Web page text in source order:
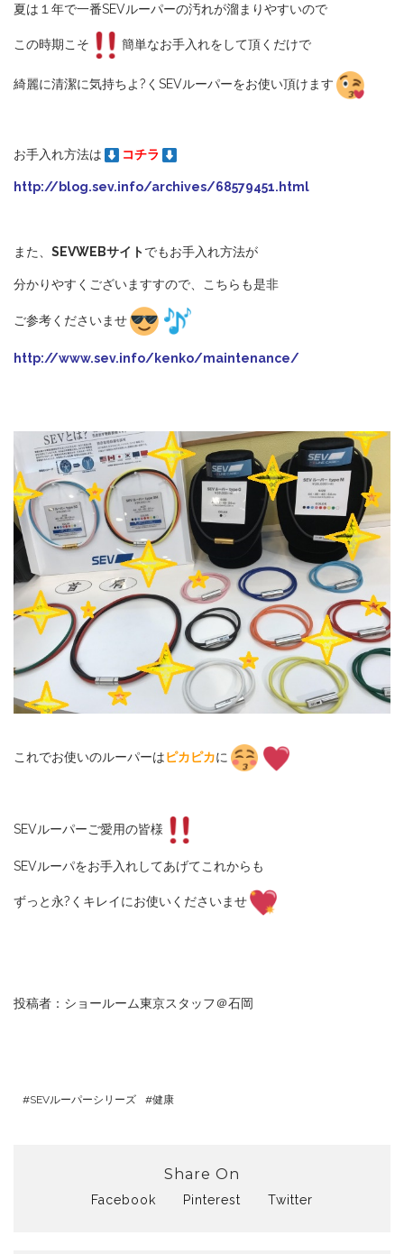
夏は１年で一番SEVルーパーの汚れが溜まりやすいので
この時期こそ 簡単なお手入れをして頂くだけで
綺麗に清潔に気持ちよ?くSEVルーパーをお使い頂けます
お手入れ方法は コチラ
http://blog.sev.info/archives/68579451.html
また、 SEVWEBサイトでもお手入れ方法が
分かりやすくございますすので、こちらも是非
ご参考くださいませ
http://www.sev.info/kenko/maintenance/
これでお使いのルーパーはピカピカに
SEVルーパーご愛用の皆様
SEVルーパをお手入れしてあげてこれからも
ずっと永?くキレイにお使いくださいませ
投稿者：ショールーム東京スタッフ＠石岡
SEVルーパーシリーズ 健康
Share On
Facebook Pinterest Twitter